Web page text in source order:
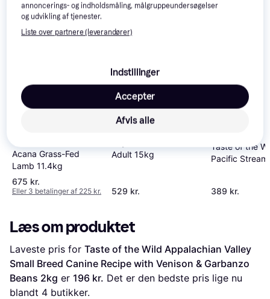
Acana Grass-Fed
Lamb 11.4kg
675 kr.
Eller 3 betalinger af 225 kr.
Adult 15kg
529 kr.
Taste of the
Pacific Stream
389 kr.
Læs om produktet
Laveste pris for Taste of the Wild Appalachian Valley
Small Breed Canine Recipe with Venison & Garbanzo
Beans 2kg er 196 kr. Det er den bedste pris lige nu
blandt 4 butikker.
annoncerings- og indholdsmåling, målgruppeundersøgelser
og udvikling af tjenester.
Liste over partnere (leverandører)
Indstillinger
Afvis alle
Accepter